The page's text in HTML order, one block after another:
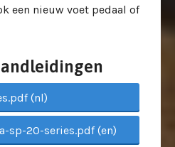
een nieuw voet pedaal of
(nl)
sp-20-series.pdf (en)